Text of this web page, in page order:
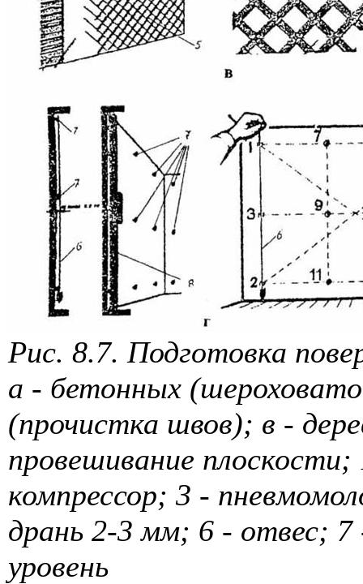
Рис. 8.7. Подготовка
а - бетонных
(прочистка швов); в -
провешивание
компрессор; 3 -
дрань 2-3 мм; 6 - отвес; 7
уровень